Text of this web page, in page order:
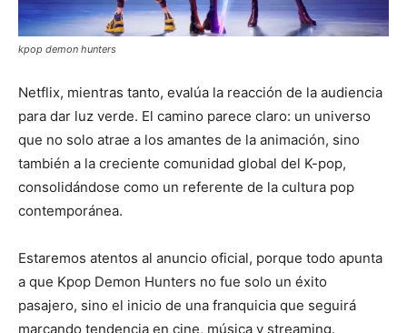
kpop demon hunters
Netflix, mientras tanto, evalúa la reacción de la audiencia
para dar luz verde. El camino parece claro: un universo
que no solo atrae a los amantes de la animación, sino
también a la creciente comunidad global del K-pop,
consolidándose como un referente de la cultura pop
contemporánea.
Estaremos atentos al anuncio oficial, porque todo apunta
a que Kpop Demon Hunters no fue solo un éxito
pasajero, sino el inicio de una franquicia que seguirá
marcando tendencia en cine, música y streaming.